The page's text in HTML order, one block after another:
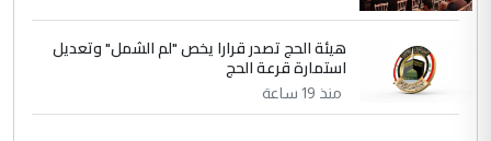
هيئة الحج تصدر قرارا يخص "لم الشمل" وتعديل
استمارة قرعة الحج
منذ 19 ساعة